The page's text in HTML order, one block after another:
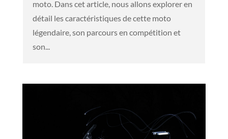
moto. Dans cet article, nous allons explorer en
détail les caractéristiques de cette moto
légendaire, son parcours en compétition et
son...